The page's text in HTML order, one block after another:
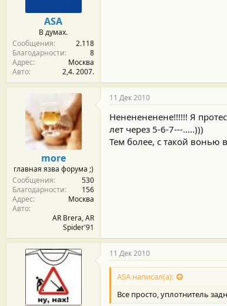
ASA
В думах.
Сообщения
2.118
Благодарности
8
Адрес
Москва
Авто
2,4. 2007.
more
главная язва форума ;)
Сообщения
530
Благодарности
156
Адрес
Москва
Авто
AR Brera, AR
Spider'91
11 Дек 2010
Нененененене!!!!!! Я
лет через 5-6-7---.....)))
Тем более, с такой вонью
11 Дек 2010
ASA написал(а):
Все просто, уплотнитель